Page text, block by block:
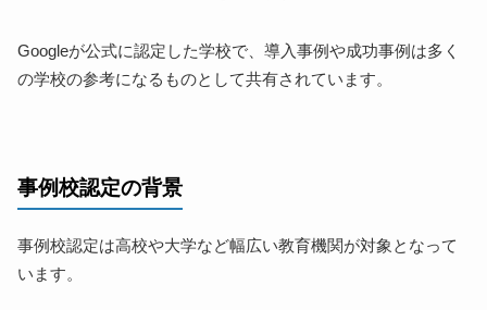
Googleが公式に認定した学校で、導入事例や成功事例は多く
の学校の参考になるものとして共有されています。
事例校認定の背景
事例校認定は高校や大学など幅広い教育機関が対象となって
います。